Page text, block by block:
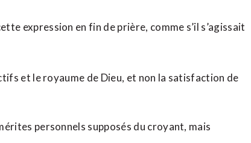
expression en fin de prière, comme s’il s’agissait
et le royaume de Dieu, et non la satisfaction de
personnels supposés du croyant, mais